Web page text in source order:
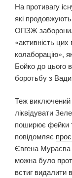
На противагу
які
ОПЗЖ
«активність
колаборацію»,
Бойко до цього
боротьбу з
Теж виключений
ліквідувати
поширює фейки
повідомляє
Євгена
можна було
встиг видалити